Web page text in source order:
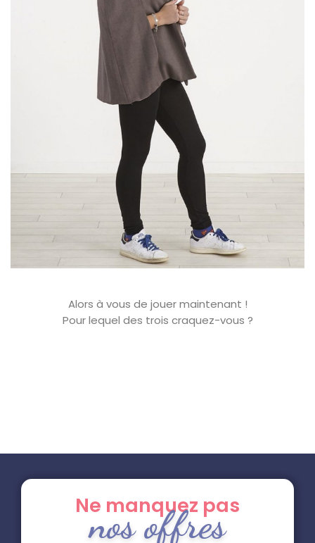
Alors à vous de jouer maintenant !
Pour lequel des trois craquez-vous ?
Ne manquez pas
nos offres